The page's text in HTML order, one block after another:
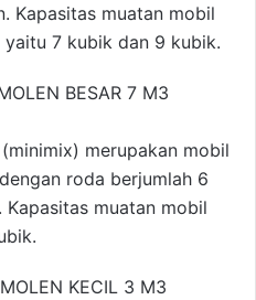
Kapasitas muatan mobil
7 kubik dan 9 kubik.
merupakan mobil
roda berjumlah 6
Kapasitas muatan mobil